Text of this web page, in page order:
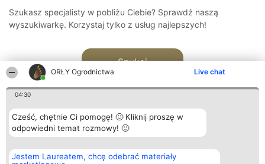
ORŁY Ogrodnictwa Live chat
04:30
Cześć, chętnie Ci pomogę! 🙂 Kliknij proszę w
odpowiedni temat rozmowy! 🙂
Jestem Laureatem, chcę odebrać materiały
Szukasz specjalisty w pobliżu Ciebie? Sprawdź naszą
wyszukiwarkę. Korzystaj tylko z usług najlepszych!
Szukaj
Organizator plebiscytu
Bright Side Solutions sp. z o.
Plebiscyt
Laureaci
Kontakt
Kontakt